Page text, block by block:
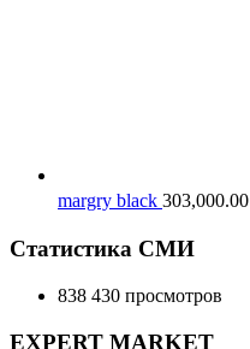
margry black 303,000.00
Статистика СМИ
838 430 просмотров
EXPERT MARKET